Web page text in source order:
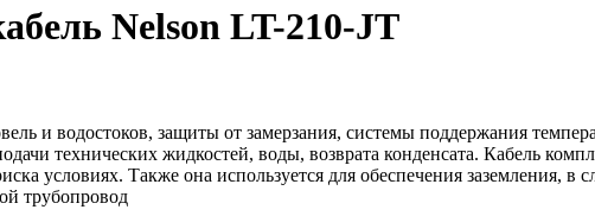
Nelson LT-210-JT
и водостоков, защиты от замерзания, системы поддержания
технических жидкостей, воды, возврата конденсата. Кабель
условиях. Также она используется для обеспечения заземления, в
трубопровод